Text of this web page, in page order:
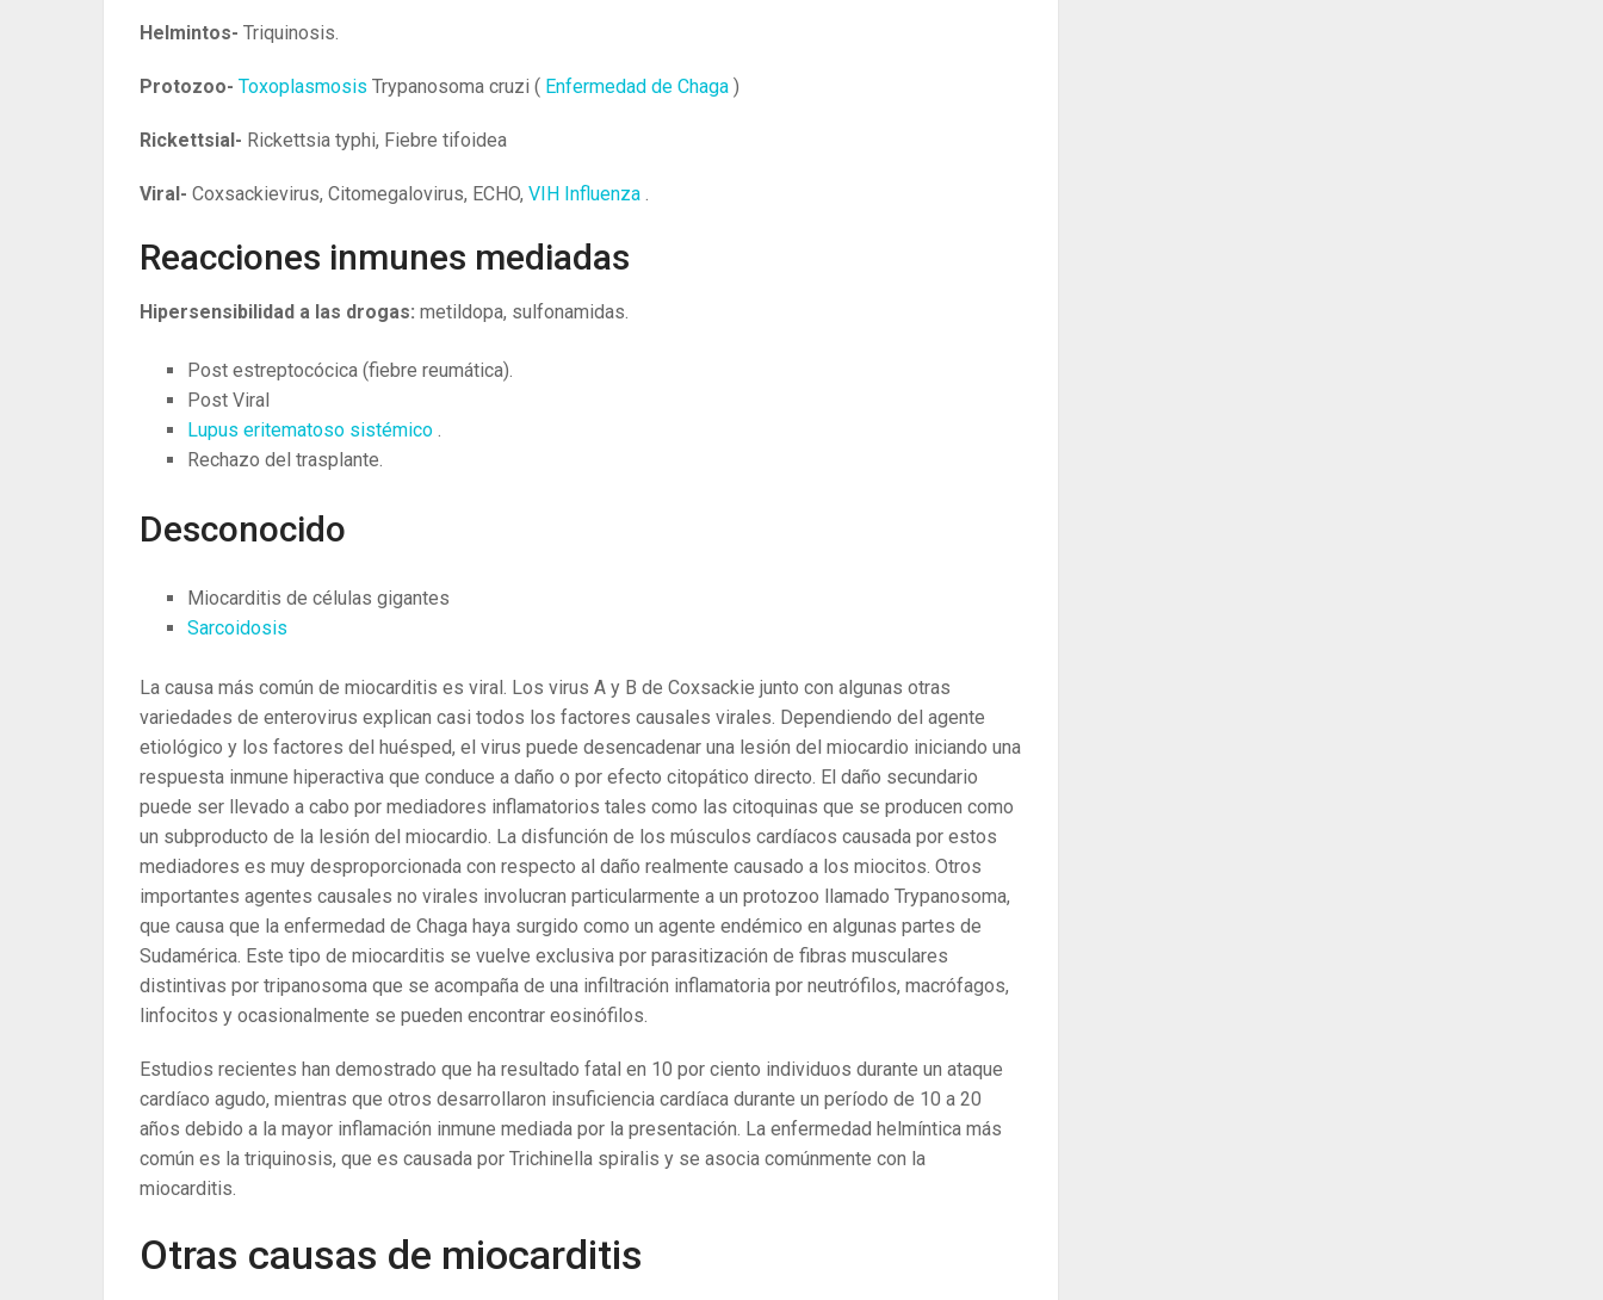
Helmintos- Triquinosis.
Protozoo- Toxoplasmosis Trypanosoma cruzi ( Enfermedad de Chaga )
Rickettsial- Rickettsia typhi, Fiebre tifoidea
Viral- Coxsackievirus, Citomegalovirus, ECHO, VIH Influenza .
Reacciones inmunes mediadas
Hipersensibilidad a las drogas: metildopa, sulfonamidas.
Post estreptocócica (fiebre reumática).
Post Viral
Lupus eritematoso sistémico .
Rechazo del trasplante.
Desconocido
Miocarditis de células gigantes
Sarcoidosis
La causa más común de miocarditis es viral. Los virus A y B de Coxsackie junto con algunas otras
variedades de enterovirus explican casi todos los factores causales virales. Dependiendo del agente
etiológico y los factores del huésped, el virus puede desencadenar una lesión del miocardio iniciando una
respuesta inmune hiperactiva que conduce a daño o por efecto citopático directo. El daño secundario
puede ser llevado a cabo por mediadores inflamatorios tales como las citoquinas que se producen como
un subproducto de la lesión del miocardio. La disfunción de los músculos cardíacos causada por estos
mediadores es muy desproporcionada con respecto al daño realmente causado a los miocitos. Otros
importantes agentes causales no virales involucran particularmente a un protozoo llamado Trypanosoma,
que causa que la enfermedad de Chaga haya surgido como un agente endémico en algunas partes de
Sudamérica. Este tipo de miocarditis se vuelve exclusiva por parasitización de fibras musculares
distintivas por tripanosoma que se acompaña de una infiltración inflamatoria por neutrófilos, macrófagos,
linfocitos y ocasionalmente se pueden encontrar eosinófilos.
Estudios recientes han demostrado que ha resultado fatal en 10 por ciento individuos durante un ataque
cardíaco agudo, mientras que otros desarrollaron insuficiencia cardíaca durante un período de 10 a 20
años debido a la mayor inflamación inmune mediada por la presentación. La enfermedad helmíntica más
común es la triquinosis, que es causada por Trichinella spiralis y se asocia comúnmente con la
miocarditis.
Otras causas de miocarditis